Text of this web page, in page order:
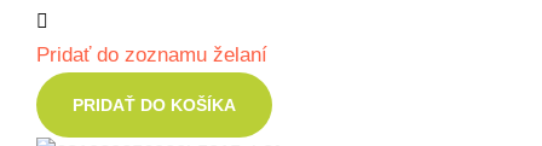
Pridať do zoznamu želaní
PRIDAŤ DO KOŠÍKA